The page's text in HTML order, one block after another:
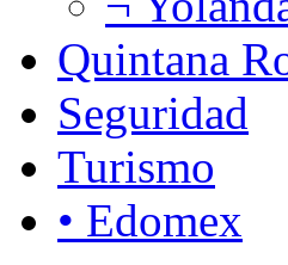
Quintana
Seguridad
Turismo
• Edomex